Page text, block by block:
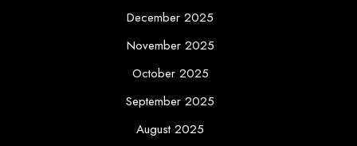
December 2025
November 2025
October 2025
September 2025
August 2025